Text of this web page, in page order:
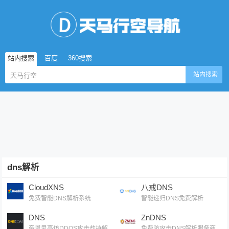
站内搜索 百度 360搜索
站内搜索
dns解析
CloudXNS
免费智能DNS解析系统
八戒DNS
智能递归DNS免费解析
DNS ZnDNS